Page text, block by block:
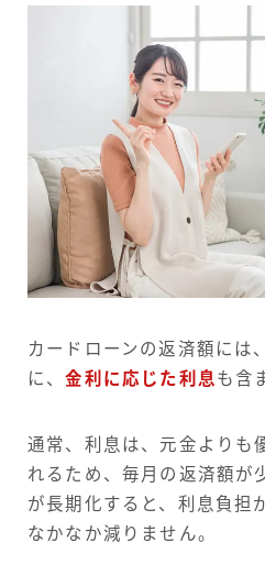
カードローンの返済額には
に、金利に応じた利息 も含
通常、利息は、元金よりも
れるため、毎月の返済額が
が長期化すると、利息負担
なかなか減りません。